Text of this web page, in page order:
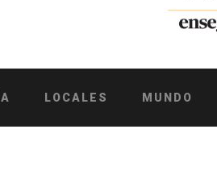
LOCALES MUNDO